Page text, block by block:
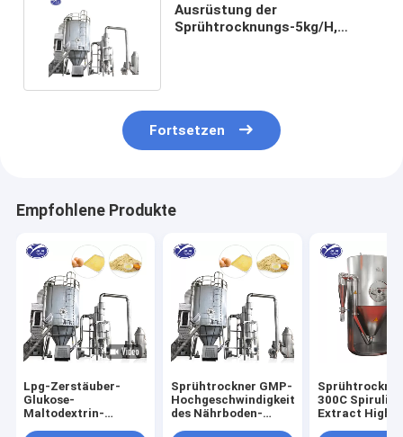
Ausrüstung der
Sprühtrocknungs-5kg/H,
Fortsetzen
Empfohlene Produkte
Lpg-Zerstäuber-
Glukose-
Maltodextrin-
Sprühtrockner GMP-
Hochgeschwindigkeitsstandard
des Nährboden-
300C
Extract High